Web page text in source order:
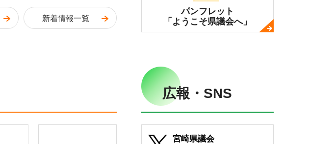
新着情報一覧
パンフレット
「ようこそ県議会へ」
広報・SNS
宮崎県議会